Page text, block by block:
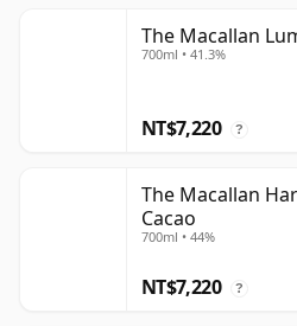
The Macallan
700ml • 41.3%
NT$7,220 ?
The Macallan
Cacao
700ml • 44%
NT$7,220 ?